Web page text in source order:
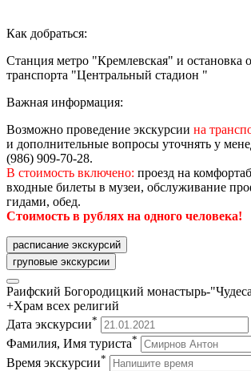
Как добраться:
Станция метро "Кремлевская" и остановка
транспорта "Центральный стадион "
Важная информация:
Возможно проведение экскурсии на
и дополнительные вопросы уточнять у
(986) 909-70-28.
В стоимость включено: проезд на
входные билеты в музеи, обслуживание
гидами, обед.
Стоимость в рублях на одного человека!
расписание экскурсий
груповые экскурсии
Раифский Богородицкий монастырь-
+Храм всех религий
Дата экскурсии*
Фамилия, Имя туриста*
Время экскурсии*